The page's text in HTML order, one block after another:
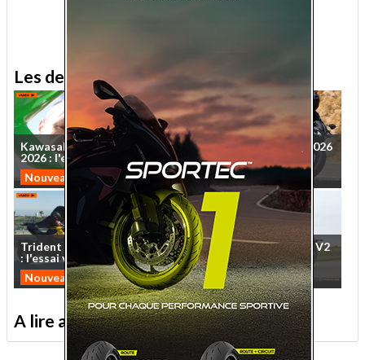
Les derniers essais MNC
KawasakiNinja ZX-10R
2026: l'essaividéo
...
Nouveautés 2026
EssaiKawasaki Z650S
2026
leroadster
Nouveautés 2026
Trident Sport660
: l'essaividéo MNCdes...
Nouveautés 2026
Essai QJMotorSRV 600 V2
2026
cruise control
Custom
A lire aussi sur le Journal moto du Net